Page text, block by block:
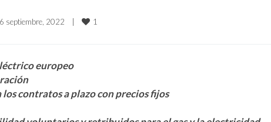
6 septiembre, 2022 1
europeo
contratos a plazo con precios fijos